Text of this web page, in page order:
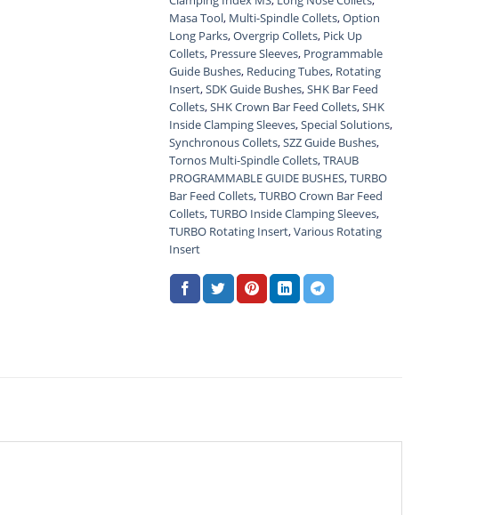
Masa Tool, Multi-Spindle Collets,Option
Long Parks,Overgrip Collets, Pick Up
Collets, Pressure Sleeves, Programmable
Guide Bushes, Reducing Tubes, Rotating
Insert,SDK Guide Bushes,SHK Bar Feed
Collets,SHK Crown Bar Feed Collets,SHK
Inside Clamping Sleeves,Special Solutions,
Synchronous Collets,SZZ Guide Bushes,
Tornos Multi-Spindle Collets,TRAUB
PROGRAMMABLE GUIDE BUSHES,TURBO
Bar Feed Collets,TURBO Crown Bar Feed
Collets,TURBO Inside Clamping Sleeves,
TURBO Rotating Insert,Various Rotating
Insert